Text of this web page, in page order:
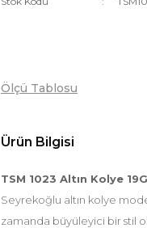
Ölçü Tablosu
Ürün Bilgisi
TSM 1023 Altın Kolye
Seyrekoğlu altın kolye
zamanda büyüleyici bir stil